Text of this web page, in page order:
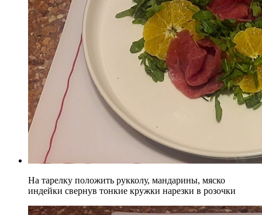
На тарелку положить рукколу, мандарины, мяско
индейки свернув тонкие кружки нарезки в розочки